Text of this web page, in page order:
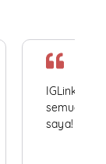
IGLinks.io
semua
saya!